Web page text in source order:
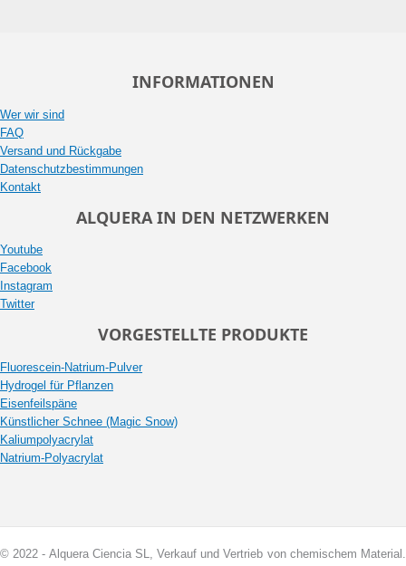
INFORMATIONEN
Wer wir sind
FAQ
Versand und Rückgabe
Datenschutzbestimmungen
Kontakt
ALQUERA IN DEN NETZWERKEN
Youtube
Facebook
Instagram
Twitter
VORGESTELLTE PRODUKTE
Fluorescein-Natrium-Pulver
Hydrogel für Pflanzen
Eisenfeilspäne
Künstlicher Schnee (Magic Snow)
Kaliumpolyacrylat
Natrium-Polyacrylat
© 2022 - Alquera Ciencia SL, Verkauf und Vertrieb von chemischem Material.